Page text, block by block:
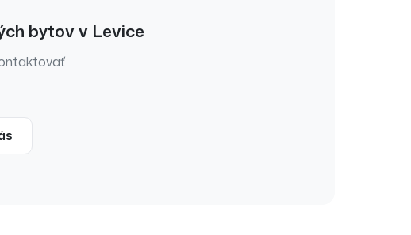
bytov v Levice